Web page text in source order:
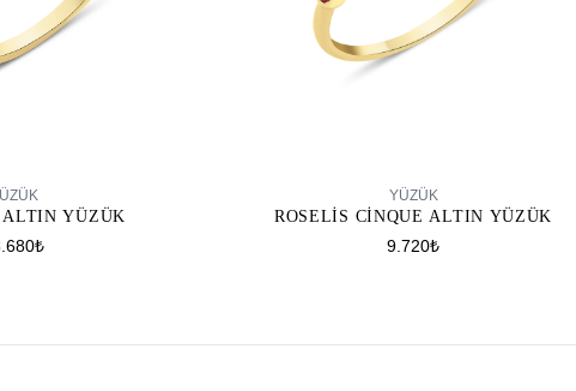
ALTIN YÜZÜK
YÜZÜK
ROSELIS CINQUE ALTIN YÜZÜK
9.720₺